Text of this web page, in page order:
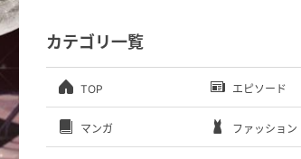
カテゴリ一覧
TOP エピソード
マンガ ファッション